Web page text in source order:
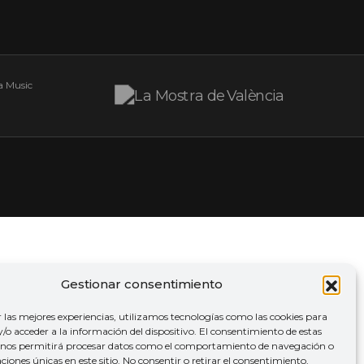
Gestionar consentimiento
las mejores experiencias, utilizamos tecnologías como las cookies para
o acceder a la información del dispositivo. El consentimiento de estas
permitirá procesar datos como el comportamiento de navegación o
únicas en este sitio. No consentir o retirar el consentimiento,